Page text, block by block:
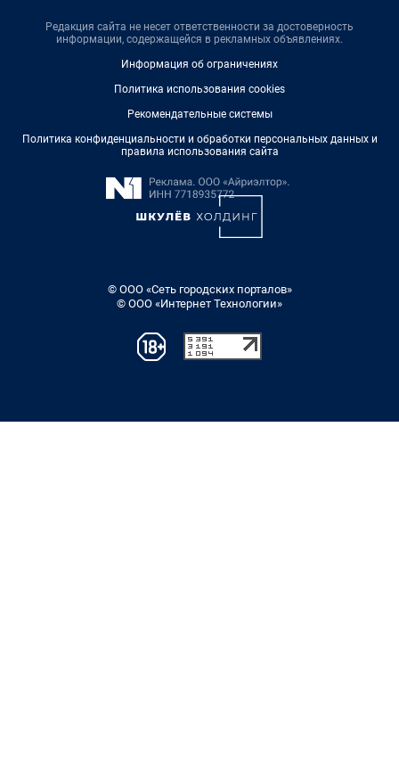
Редакция сайта не несет ответственности за достоверность
информации, содержащейся в рекламных объявлениях.
Информация об ограничениях
Политика использования cookies
Рекомендательные системы
Политика конфиденциальности и обработки персональных данных и
правила использования сайта
© ООО «Сеть городских порталов»
© ООО «Интернет Технологии»